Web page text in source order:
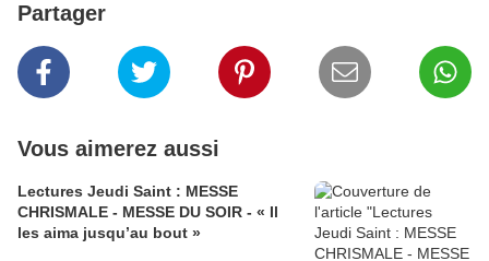
Partager
Vous aimerez aussi
Lectures Jeudi Saint : MESSE
CHRISMALE - MESSE DU SOIR - « Il
les aima jusqu’au bout »